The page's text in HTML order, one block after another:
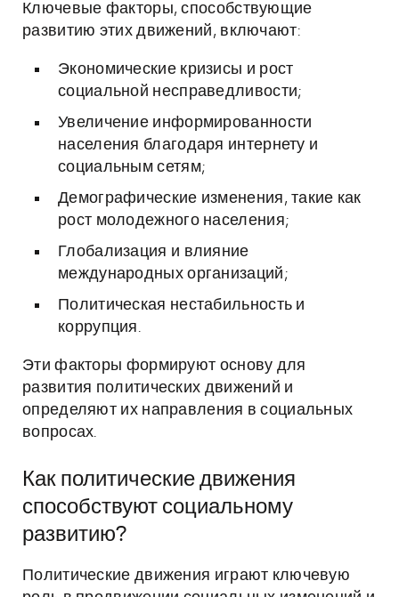
Ключевые факторы, способствующие
развитию этих движений, включают:
Экономические кризисы и рост
социальной несправедливости;
Увеличение информированности
населения благодаря интернету и
социальным сетям;
Демографические изменения, такие как
рост молодежного населения;
Глобализация и влияние
международных организаций;
Политическая нестабильность и
коррупция.
Эти факторы формируют основу для
развития политических движений и
определяют их направления в социальных
вопросах.
Как политические движения
способствуют социальному
развитию?
Политические движения играют ключевую